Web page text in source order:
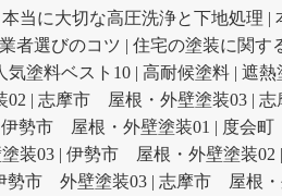
本当に大切な高圧洗浄と下地処理 |
者選びのコツ | 住宅の塗装に関す
気塗料ベスト10| 高耐候塗料| 遮熱
02 | 志摩市 屋根・外壁塗装03 | 志
伊勢市 屋根・外壁塗装01 | 度会
装03| 伊勢市 屋根・外壁塗装02 |
勢市 外壁塗装03 | 志摩市 屋根・